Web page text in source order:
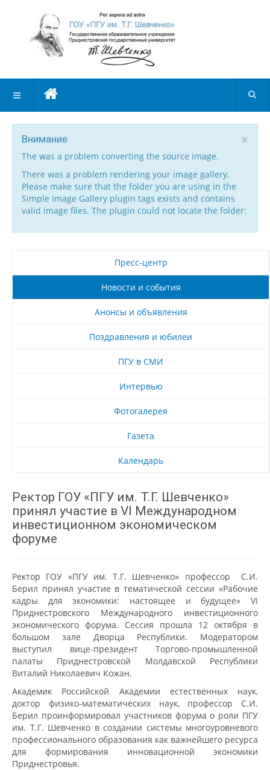
×
Внимание
The was a problem converting the source image.
There was a problem rendering your image gallery.
Please make sure that the folder you are using in the
Simple Image Gallery plugin tags exists and contains
valid image files. The plugin could not locate the folder:
Пресс-центр
Новости и события
Анонсы и объявления
Поздравления и юбилеи
ПГУ в СМИ
Интервью
Фотогалерея
Газета
Календарь
Ректор ГОУ «ПГУ им. Т.Г. Шевченко»
принял участие в VI Международном
инвестиционном экономическом
форуме
Ректор ГОУ «ПГУ им. Т.Г. Шевченко» профессор С.И.
Берил принял участие в тематической сессии «Рабочие
кадры для экономики: настоящее и будущее» VI
Приднестровского Международного инвестиционного
экономического форума. Сессия прошла 12 октября в
большом зале Дворца Республики. Модератором
выступил вице-президент Торгово-промышленной
палаты Приднестровской Молдавской Республики
Виталий Николаевич Кожан.
Академик Российской Академии естественных наук,
доктор физико-математических наук, профессор С.И.
Берил проинформировал участников форума о роли ПГУ
им. Т.Г. Шевченко в создании системы многоуровневого
профессионального образования как важнейшего ресурса
для формирования инновационной экономики
Приднестровья.